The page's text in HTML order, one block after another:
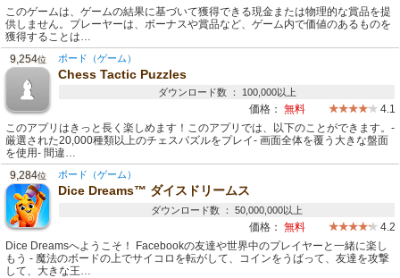
このゲームは、ゲームの結果に基づいて獲得できる現金または物理的な賞品を提
供しません。プレーヤーは、ボーナスや賞品など、ゲーム内で価値のあるものを
獲得することは…
9,254位 ボード（ゲーム）
Chess Tactic Puzzles
ダウンロード数 ： 100,000以上
価格： 無料
4.1
このアプリはきっと長く楽しめます！このアプリでは、以下のことができます。-
厳選された20,000種類以上のチェスパズルをプレイ- 画面全体を覆う大きな盤面
を使用- 間違…
9,284位 ボード（ゲーム）
Dice Dreams™️ ダイスドリームス
ダウンロード数 ： 50,000,000以上
価格： 無料
4.2
Dice Dreamsへようこそ！ Facebookの友達や世界中のプレイヤーと一緒に楽し
もう - 魔法のボードの上でサイコロを転がして、コインをうばって、友達を攻撃
して、大きな王…